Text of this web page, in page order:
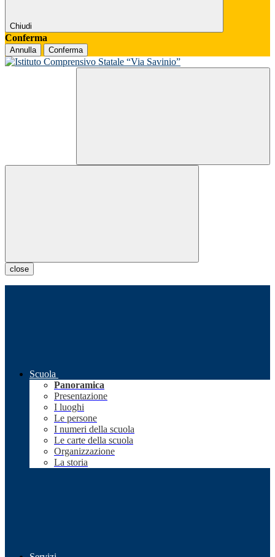
Chiudi
Conferma
Annulla Conferma
close
Scuola
Panoramica
Presentazione
I luoghi
Le persone
I numeri della scuola
Le carte della scuola
Organizzazione
La storia